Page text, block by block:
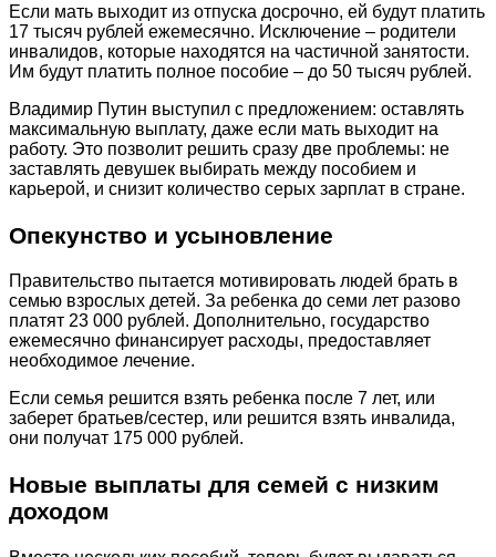
Если мать выходит из отпуска досрочно, ей будут платить
17 тысяч рублей ежемесячно. Исключение – родители
инвалидов, которые находятся на частичной занятости.
Им будут платить полное пособие – до 50 тысяч рублей.
Владимир Путин выступил с предложением: оставлять
максимальную выплату, даже если мать выходит на
работу. Это позволит решить сразу две проблемы: не
заставлять девушек выбирать между пособием и
карьерой, и снизит количество серых зарплат в стране.
Опекунство и усыновление
Правительство пытается мотивировать людей брать в
семью взрослых детей. За ребенка до семи лет разово
платят 23 000 рублей. Дополнительно, государство
ежемесячно финансирует расходы, предоставляет
необходимое лечение.
Если семья решится взять ребенка после 7 лет, или
заберет братьев/сестер, или решится взять инвалида,
они получат 175 000 рублей.
Новые выплаты для семей с низким
доходом